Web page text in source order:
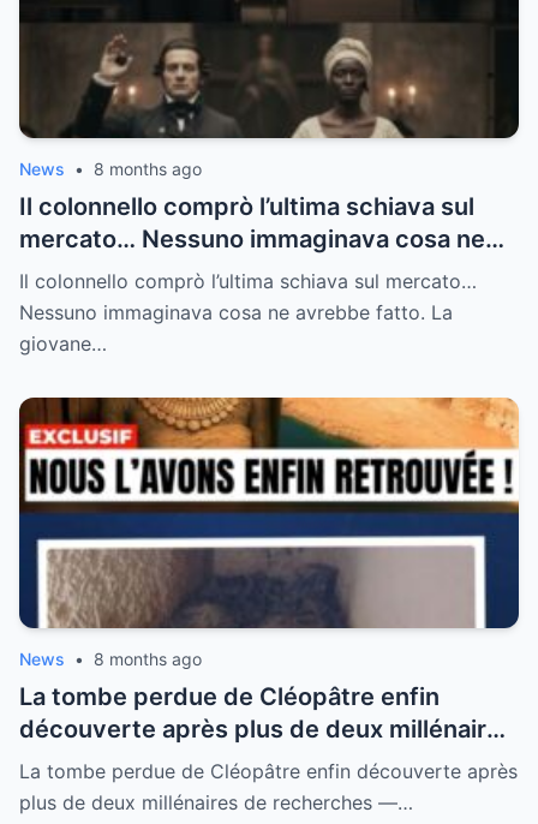
News • 8 months ago
Il colonnello comprò l’ultima schiava sul
mercato… Nessuno immaginava cosa ne
avrebbe fatto.
Il colonnello comprò l’ultima schiava sul mercato…
Nessuno immaginava cosa ne avrebbe fatto. La
giovane…
News • 8 months ago
La tombe perdue de Cléopâtre enfin
découverte après plus de deux millénaires
de recherches — ce que les archéologues
ont trouvé à l’intérieur a choqué le monde
La tombe perdue de Cléopâtre enfin découverte après
plus de deux millénaires de recherches —…